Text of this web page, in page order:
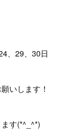
29、30日
いします！
す(*^_^*)